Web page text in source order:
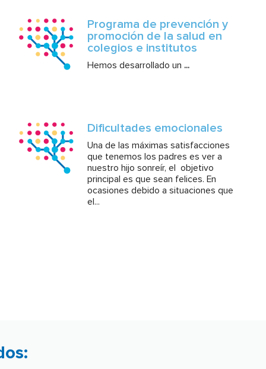
Programa de prevención y
promoción de la salud en
colegios e institutos
Hemos desarrollado un...
Dificultades emocionales
Una de las máximas satisfacciones
que tenemos los padres es ver a
nuestro hijo sonreír, el objetivo
principal es que sean felices. En
ocasiones debido a situaciones que
el...